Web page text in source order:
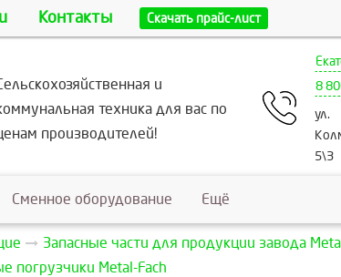
Контакты Скачать прайс-лист
и
техника для вас по
производителей!
8
ул.
5\3
Сменное оборудование Ещё
Запасные части для продукции завода
погрузчики Metal-Fach